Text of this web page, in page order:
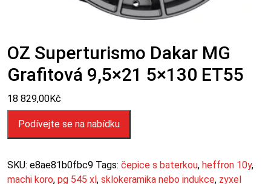
OZ Superturismo Dakar MG
Grafitová 9,5×21 5×130 ET55
18 829,00Kč
Podívejte se na nabídku
SKU: e8ae81b0fbc9 Tags: čepice s baterkou, heffron 10y,
machi koro, pg 545 xl, sklokeramika nebo indukce, zyxel